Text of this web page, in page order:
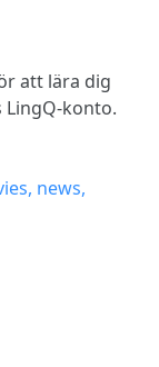
att lära dig
konto.